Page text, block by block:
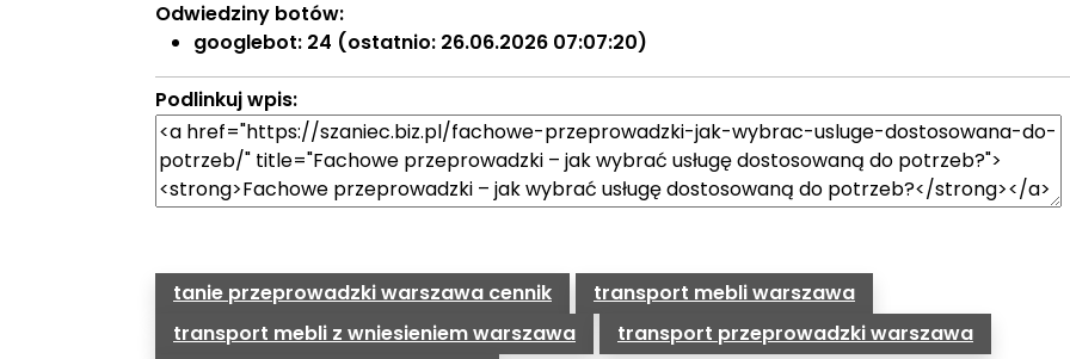
Odwiedziny botów:
googlebot: 24 (ostatnio: 26.06.2026 07:07:20)
Podlinkuj wpis:
tanie przeprowadzki warszawa cennik
transport mebli warszawa
transport mebli z wniesieniem warszawa
transport przeprowadzki warszawa